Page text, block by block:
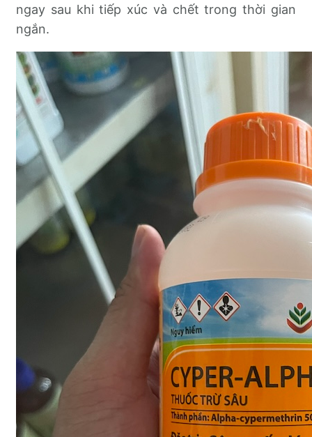
ngay sau khi tiếp xúc và chết trong thời gian
ngắn.